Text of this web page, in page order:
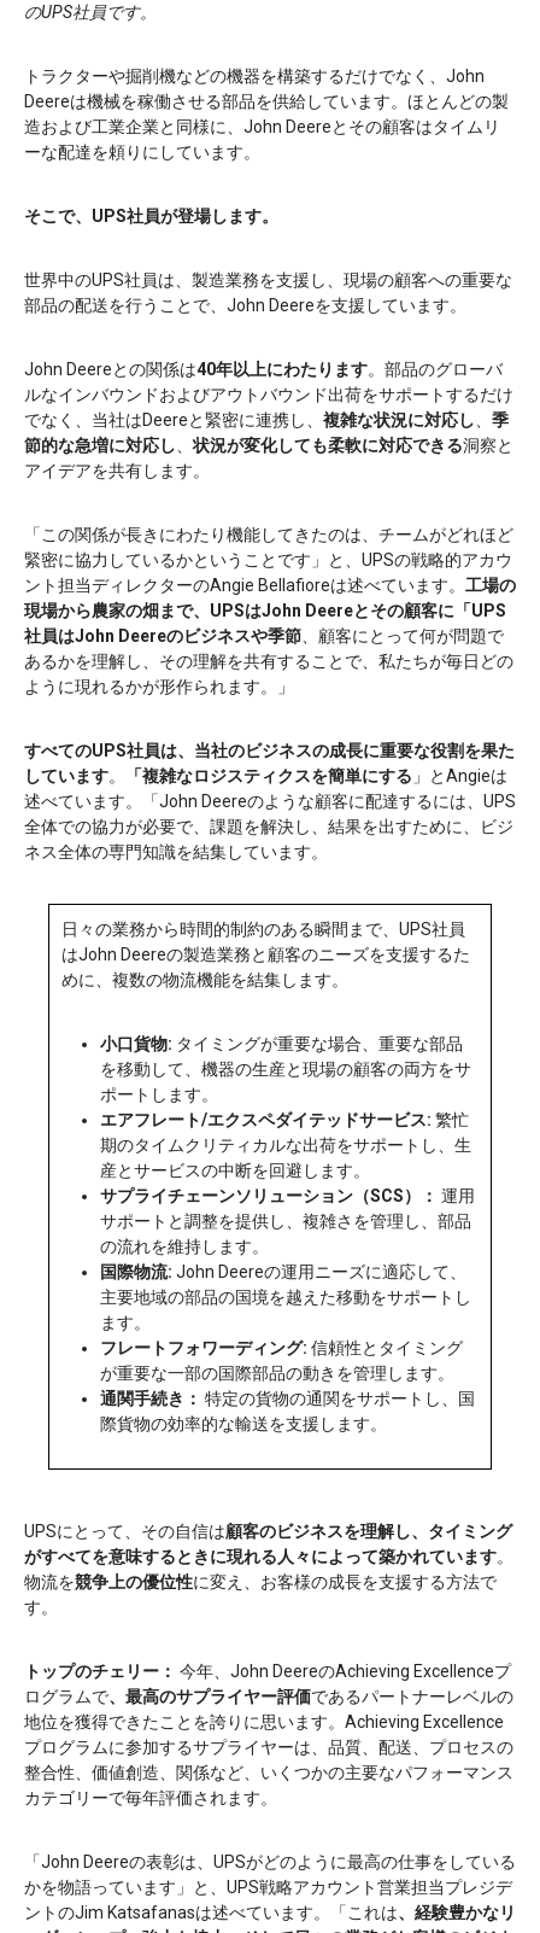
のUPS社員です。
トラクターや掘削機などの機器を構築するだけでなく、John
Deereは機械を稼働させる部品を供給しています。ほとんどの製
造および工業企業と同様に、John Deereとその顧客はタイムリ
ーな配達を頼りにしています。
そこで、UPS社員が登場します。
世界中のUPS社員は、製造業務を支援し、現場の顧客への重要な
部品の配送を行うことで、John Deereを支援しています。
John Deereとの関係は40年以上にわたります。部品のグローバ
ルなインバウンドおよびアウトバウンド出荷をサポートするだけ
でなく、当社はDeereと緊密に連携し、 複雑な状況に対応し
季
節的な急増に対応し 、状況が変化しても柔軟に対応できる洞察と
アイデアを共有します。
「この関係が長きにわたり機能してきたのは、チームがどれほど
緊密に協力しているかということです」と、UPSの戦略的アカウ
ント担当ディレクターのAngie Bellafioreは述べています。 工場の
現場から農家の畑まで、UPSはJohn Deereとその顧客に 「UPS
社員はJohn Deereのビジネスや季節 、顧客にとって何が問題で
あるかを理解し、その理解を共有することで、私たちが毎日どの
ように現れるかが形作られます。」
すべてのUPS社員は、当社のビジネスの成長に重要な役割を果た
しています。 「複雑なロジスティクスを簡単にする 」とAngieは
述べています。「John Deereのような顧客に配達するには、UPS
全体での協力が必要で、課題を解決し、結果を出すために、ビジ
ネス全体の専門知識を結集しています。
日々の業務から時間的制約のある瞬間まで、UPS社員
はJohn Deereの製造業務と顧客のニーズを支援するた
めに、複数の物流機能を結集します。
小口貨物: タイミングが重要な場合、重要な部品
を移動して、機器の生産と現場の顧客の両方をサ
ポートします。
エアフレート/エクスペダイテッドサービス: 繁忙
期のタイムクリティカルな出荷をサポートし、生
産とサービスの中断を回避します。
サプライチェーンソリューション（SCS）： 運用
サポートと調整を提供し、複雑さを管理し、部品
の流れを維持します。
国際物流: John Deereの運用ニーズに適応して、
主要地域の部品の国境を越えた移動をサポートし
ます。
フレートフォワーディング: 信頼性とタイミング
が重要な一部の国際部品の動きを管理します。
通関手続き： 特定の貨物の通関をサポートし、国
際貨物の効率的な輸送を支援します。
UPSにとって、その自信は顧客のビジネスを理解し、タイミング
がすべてを意味するときに現れる人々によって築かれています。
物流を競争上の優位性に変え、お客様の成長を支援する方法で
す。
トップのチェリー： 今年、John DeereのAchieving Excellenceプ
ログラムで、最高のサプライヤー評価であるパートナーレベルの
地位を獲得できたことを誇りに思います。Achieving Excellence
プログラムに参加するサプライヤーは、品質、配送、プロセスの
整合性、価値創造、関係など、いくつかの主要なパフォーマンス
カテゴリーで毎年評価されます。
「John Deereの表彰は、UPSがどのように最高の仕事をしている
かを物語っています」と、UPS戦略アカウント営業担当プレジデ
ントのJim Katsafanasは述べています。「これは、経験豊かなリ